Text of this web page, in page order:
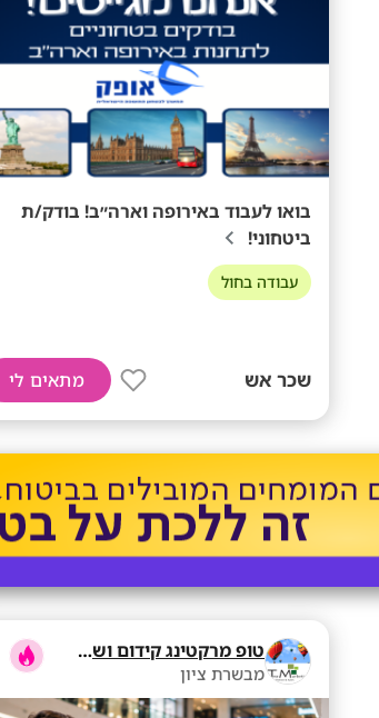
בואו לעבוד באירופה וארה״ב! בודק/ת
ביטחוני!
עבודה בחול
שכר אש מתאים לי
טופ מרקטינג קידום ושיווק בע"מ
מבשרת ציון